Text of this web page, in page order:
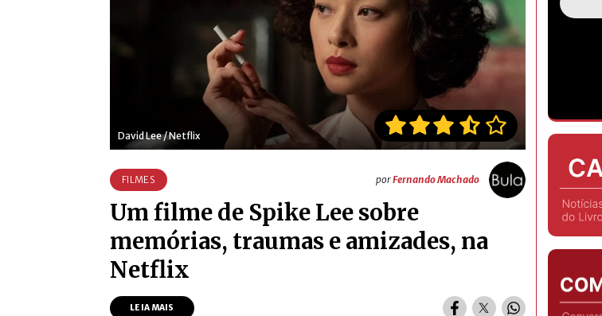
David Lee / Netflix
FILMES porFernando Machado
Um filme de Spike Lee sobre
memórias, traumas e amizades, na
Netflix
LEIA MAIS